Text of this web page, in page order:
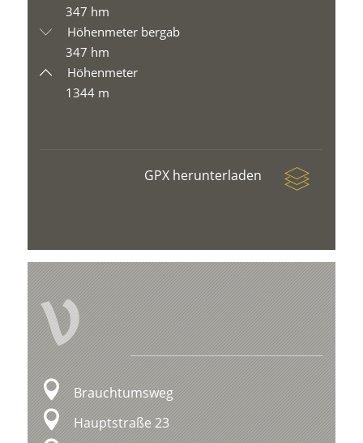
347 hm
Höhenmeter bergab
347 hm
Höhenmeter
1344 m
GPX herunterladen
V
Brauchtumsweg
Hauptstraße 23